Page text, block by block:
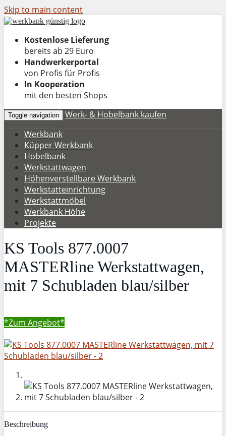
Skip to main content
Kostenlose Lieferung
bereits ab 29 Euro
Handwerkerportal
von Profis für Profis
In Kooperation
mit den besten Shops
Toggle navigation
Werk- & Hobelbank kaufen
Werkbank
Küpper Werkbank
Hobelbank
Werkstattwagen
Höhenverstellbare Werkbank
Werkstatteinrichtung
Werkstattmöbel
Werkbank Höhe
Projekte
KS Tools 877.0007
MASTERline Werkstattwagen,
mit 7 Schubladen blau/silber
*Zum Angebot*
Beschreibung